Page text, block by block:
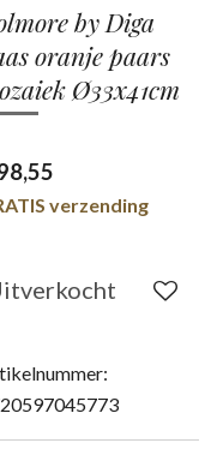
by Diga
oranje paars
Ø33x41cm
verzending